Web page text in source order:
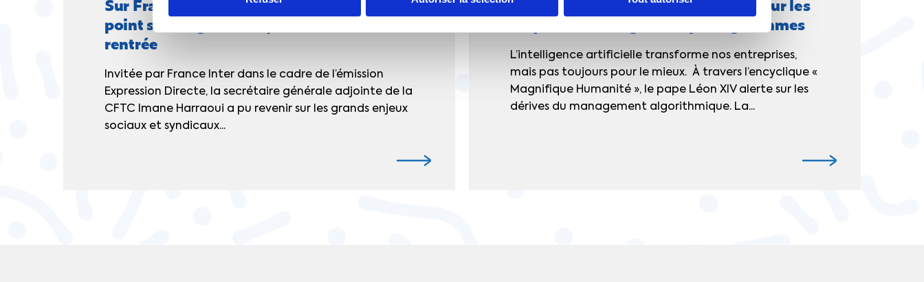
point sur les grands sujets de l'été et de la
rentrée
Invitée par France Inter dans le cadre de l’émission
Expression Directe, la secrétaire générale adjointe de la
CFTC Imane Harraoui a pu revenir sur les grands enjeux
sociaux et syndicaux...
risques du management par algorithmes
L’intelligence artificielle transforme nos entreprises,
mais pas toujours pour le mieux. À travers l’encyclique «
Magnifique Humanité », le pape Léon XIV alerte sur les
dérives du management algorithmique. La...